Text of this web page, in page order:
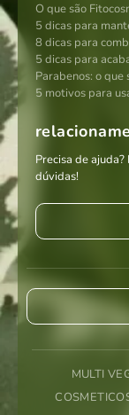
O que são
5 dicas para
8 dicas para
5 dicas para
Parabenos: o
5 motivos para
Precisa de
dúvidas!
MULTI